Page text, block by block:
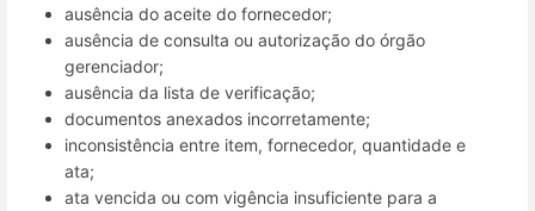
ausência do aceite do fornecedor;
ausência de consulta ou autorização do órgão
gerenciador;
ausência da lista de verificação;
documentos anexados incorretamente;
inconsistência entre item, fornecedor, quantidade e
ata;
ata vencida ou com vigência insuficiente para a